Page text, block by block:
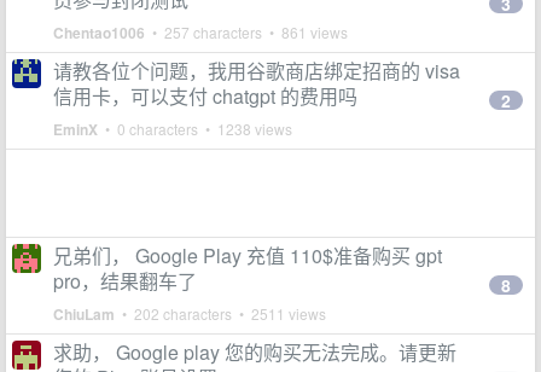
Chentao1006 • 257 characters • 861 views
请教各位个问题，我用谷歌商店绑定招商的 visa
信用卡，可以支付 chatgpt 的费用吗
EminX • 0 characters • 1238 views
2
兄弟们， Google Play 充值 110$准备购买 gpt
pro，结果翻车了
ChiuLam • 202 characters • 2511 views
8
求助， Google play 您的购买无法完成。请更新